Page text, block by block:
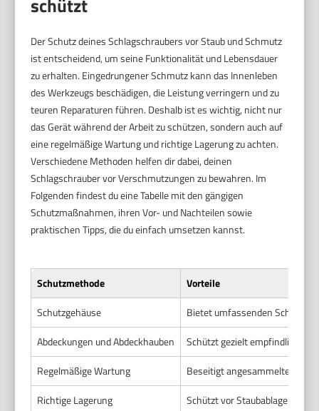
Der Schutz deines Schlagschraubers vor Staub und Schmutz
ist entscheidend, um seine Funktionalität und Lebensdauer
zu erhalten. Eingedrungener Schmutz kann das Innenleben
des Werkzeugs beschädigen, die Leistung verringern und zu
teuren Reparaturen führen. Deshalb ist es wichtig, nicht nur
das Gerät während der Arbeit zu schützen, sondern auch auf
eine regelmäßige Wartung und richtige Lagerung zu achten.
Verschiedene Methoden helfen dir dabei, deinen
Schlagschrauber vor Verschmutzungen zu bewahren. Im
Folgenden findest du eine Tabelle mit den gängigen
Schutzmaßnahmen, ihren Vor- und Nachteilen sowie
praktischen Tipps, die du einfach umsetzen kannst.
Schutzmethode
Vorteile
Schutzgehäuse
Bietet umfassenden Schutz
Abdeckungen und Abdeckhauben
Schützt gezielt empfindliche
Regelmäßige Wartung
Beseitigt angesammelten
Richtige Lagerung
Schützt vor